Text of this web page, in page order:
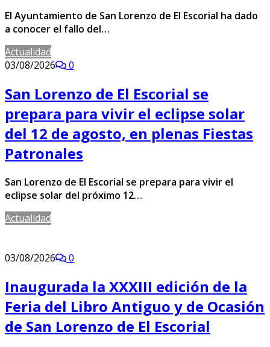
El Ayuntamiento de San Lorenzo de El Escorial ha dado
a conocer el fallo del…
Actualidad
03/08/2026
0
San Lorenzo de El Escorial se
prepara para vivir el eclipse solar
del 12 de agosto, en plenas Fiestas
Patronales
San Lorenzo de El Escorial se prepara para vivir el
eclipse solar del próximo 12…
Actualidad
03/08/2026 0
Inaugurada la XXXIII edición de la
Feria del Libro Antiguo y de Ocasión
de San Lorenzo de El Escorial